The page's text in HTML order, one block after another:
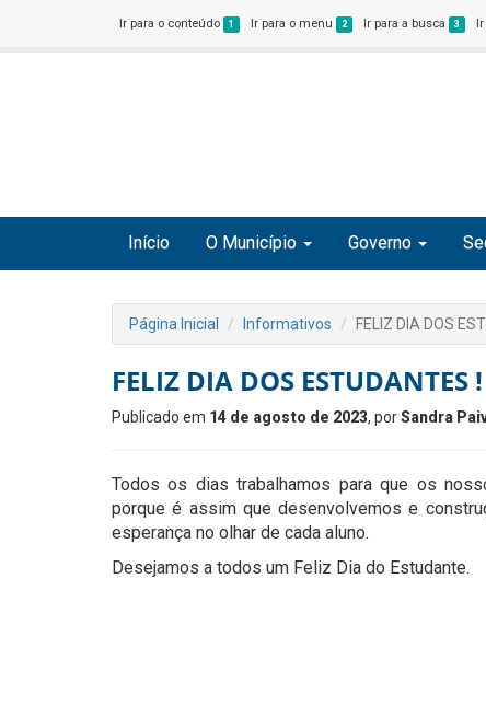
Ir para o conteúdo 1 Ir para o menu 2 Ir para a busca 3
Início O Município Governo
Página Inicial Informativos FELIZ DIA DOS
FELIZ DIA DOS ESTUDANTES !
Publicado em 14 de agosto de 2023, porSandra
Todos os dias trabalhamos para que os
porque é assim que desenvolvemos e
esperança no olhar de cada aluno.
Desejamos a todos um Feliz Dia do Estudante.